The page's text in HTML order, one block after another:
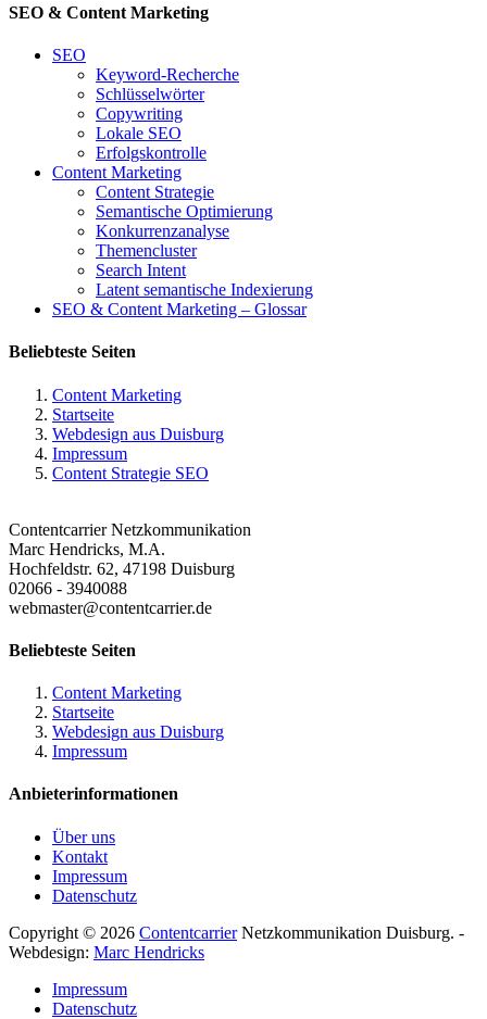
SEO & Content Marketing
SEO
Keyword-Recherche
Schlüsselwörter
Copywriting
Lokale SEO
Erfolgskontrolle
Content Marketing
Content Strategie
Semantische Optimierung
Konkurrenzanalyse
Themencluster
Search Intent
Latent semantische Indexierung
SEO & Content Marketing – Glossar
Beliebteste Seiten
Content Marketing
Startseite
Webdesign aus Duisburg
Impressum
Content Strategie SEO
Contentcarrier Netzkommunikation
Marc Hendricks, M.A.
Hochfeldstr. 62, 47198 Duisburg
02066 - 3940088
webmaster@contentcarrier.de
Beliebteste Seiten
Content Marketing
Startseite
Webdesign aus Duisburg
Impressum
Anbieterinformationen
Über uns
Kontakt
Impressum
Datenschutz
Copyright © 2026 ContentcarrierNetzkommunikation Duisburg. -
Webdesign: Marc Hendricks
Impressum
Datenschutz